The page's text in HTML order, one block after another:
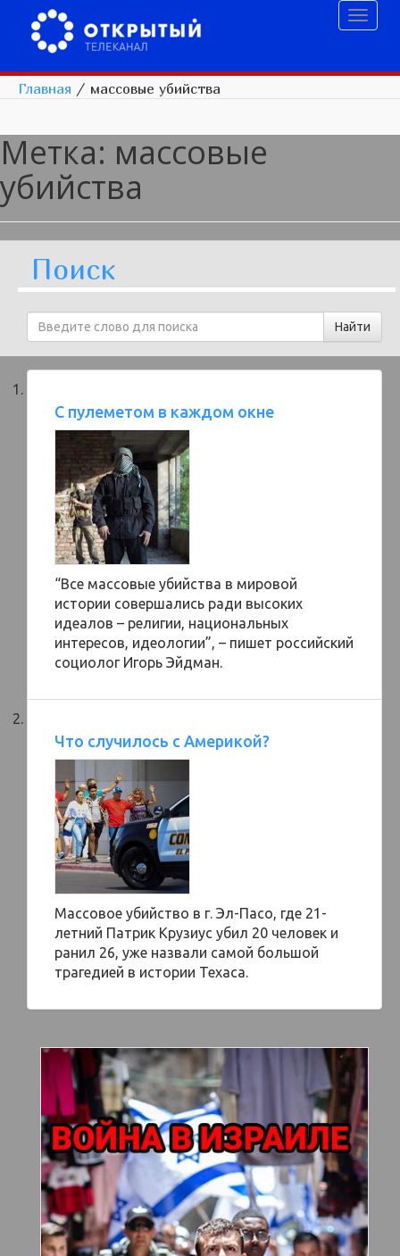
Главная / массовые убийства
Метка: массовые
убийства
Поиск
С пулеметом в каждом окне
“Все массовые убийства в мировой
истории совершались ради высоких
идеалов – религии, национальных
интересов, идеологии”, – пишет российский
социолог Игорь Эйдман.
Что случилось с Америкой?
Массовое убийство в г. Эл-Пасо, где 21-
летний Патрик Крузиус убил 20 человек и
ранил 26, уже назвали самой большой
трагедией в истории Техаса.